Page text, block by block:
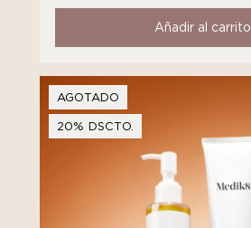
Añadir al carrito
AGOTADO
20% DSCTO.